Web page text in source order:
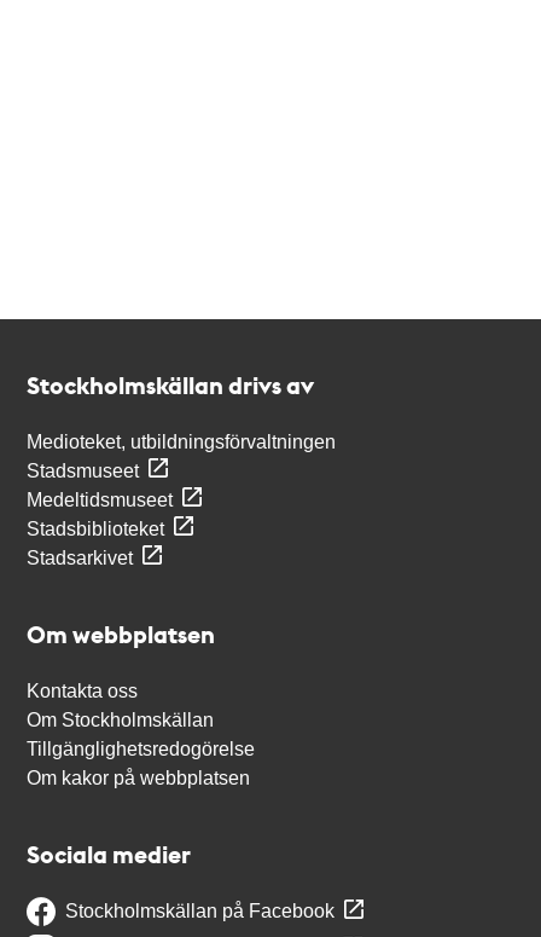
Stockholmskällan drivs av
Medioteket, utbildningsförvaltningen
Stadsmuseet
Medeltidsmuseet
Stadsbiblioteket
Stadsarkivet
Om webbplatsen
Kontakta oss
Om Stockholmskällan
Tillgänglighetsredogörelse
Om kakor på webbplatsen
Sociala medier
Stockholmskällan på Facebook